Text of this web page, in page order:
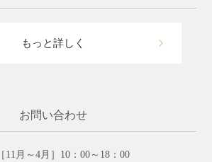
もっと詳しく
お問い合わせ
［11月～4月］10：00～18：00